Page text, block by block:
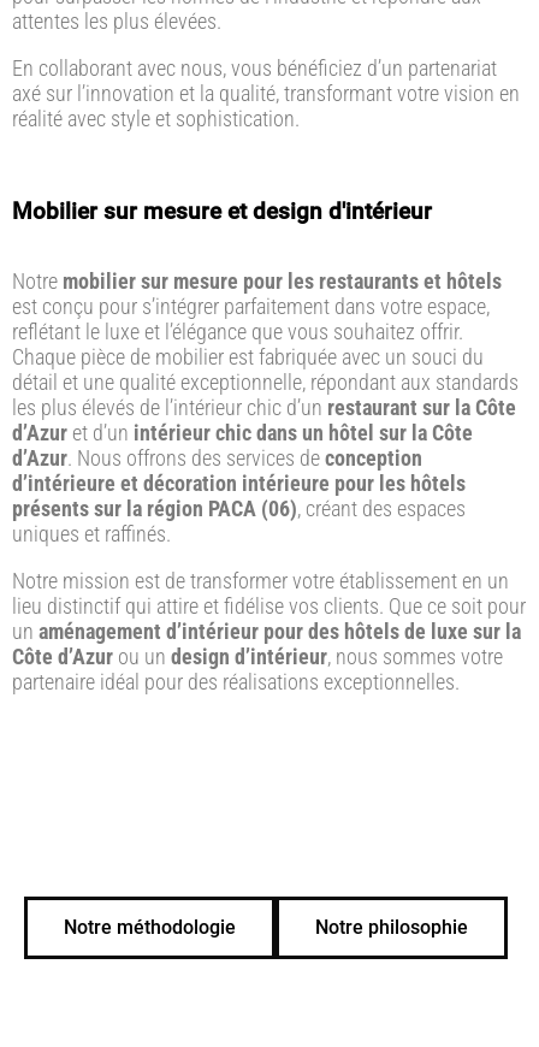
attentes les plus élevées.
En collaborant avec nous, vous bénéficiez d’un partenariat
axé sur l’innovation et la qualité, transformant votre vision en
réalité avec style et sophistication.
Mobilier sur mesure et design d'intérieur
Notre mobilier sur mesure pour les restaurants et hôtels
est conçu pour s’intégrer parfaitement dans votre espace,
reflétant le luxe et l’élégance que vous souhaitez offrir.
Chaque pièce de mobilier est fabriquée avec un souci du
détail et une qualité exceptionnelle, répondant aux standards
les plus élevés de l’intérieur chic d’un restaurant sur la Côte
d’Azur et d’un intérieur chic dans un hôtel sur la Côte
d’Azur. Nous offrons des services deconception
d’intérieure et décoration intérieure pour les hôtels
présents sur la région PACA (06), créant des espaces
uniques et raffinés.
Notre mission est de transformer votre établissement en un
lieu distinctif qui attire et fidélise vos clients. Que ce soit pour
un aménagement d’intérieur pour des hôtels de luxe sur la
Côte d’Azur ou un design d’intérieur, nous sommes votre
partenaire idéal pour des réalisations exceptionnelles.
Notre méthodologie Notre philosophie